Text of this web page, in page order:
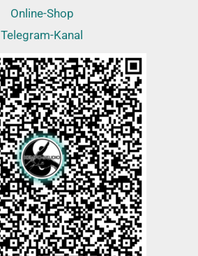
Online-Shop
Telegram-Kanal